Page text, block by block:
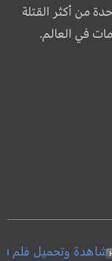
من أكثر القتلة
في العالم.